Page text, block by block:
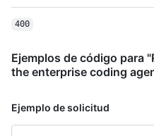
400
Ejemplos de código para
the enterprise coding
Ejemplo de solicitud